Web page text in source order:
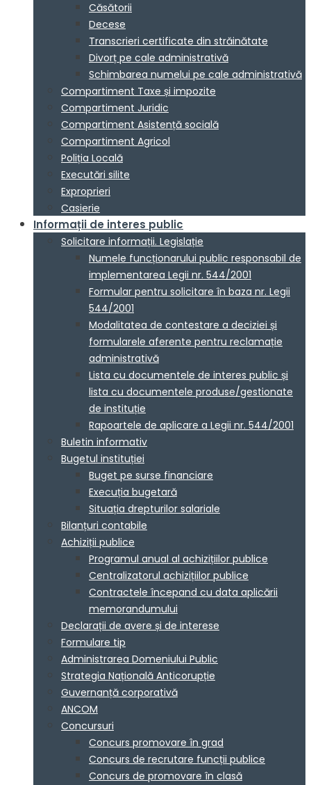
Căsătorii
Decese
Transcrieri certificate din străinătate
Divorț pe cale administrativă
Schimbarea numelui pe cale administrativă
Compartiment Taxe și impozite
Compartiment Juridic
Compartiment Asistență socială
Compartiment Agricol
Poliția Locală
Executări silite
Exproprieri
Casierie
Informații de interes public
Solicitare informații. Legislație
Numele funcționarului public responsabil de
implementarea Legii nr. 544/2001
Formular pentru solicitare în baza nr. Legii
544/2001
Modalitatea de contestare a deciziei și
formularele aferente pentru reclamație
administrativă
Lista cu documentele de interes public și
lista cu documentele produse/gestionate
de instituție
Rapoartele de aplicare a Legii nr. 544/2001
Buletin informativ
Bugetul instituției
Buget pe surse financiare
Execuția bugetară
Situația drepturilor salariale
Bilanțuri contabile
Achiziții publice
Programul anual al achizițiilor publice
Centralizatorul achizițiilor publice
Contractele începand cu data aplicării
memorandumului
Declarații de avere și de interese
Formulare tip
Administrarea Domeniului Public
Strategia Națională Anticorupție
Guvernanță corporativă
ANCOM
Concursuri
Concurs promovare în grad
Concurs de recrutare funcții publice
Concurs de promovare în clasă